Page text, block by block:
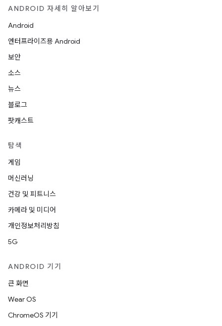
ANDROID 자세히 알아보기
Android
엔터프라이즈용 Android
보안
소스
뉴스
블로그
팟캐스트
탐색
게임
머신러닝
건강 및 피트니스
카메라 및 미디어
개인정보처리방침
5G
ANDROID 기기
큰 화면
Wear OS
ChromeOS 기기